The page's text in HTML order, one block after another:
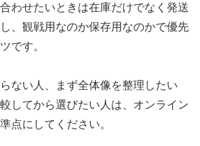
わせたいときは在庫だけでなく発送
、観戦用なのか保存用なのかで優先
です。
ない人、まず全体像を整理したい
してから選びたい人は、オンライン
点にしてください。